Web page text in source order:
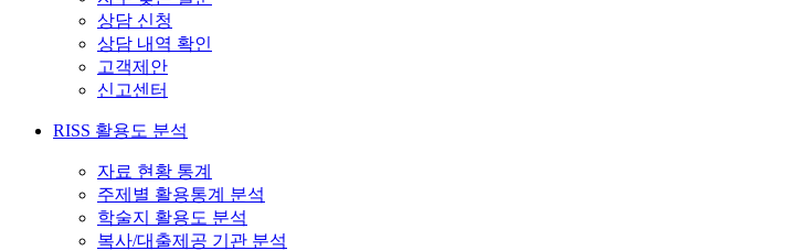
상담 신청
상담 내역 확인
고객제안
신고센터
RISS 활용도 분석
자료 현황 통계
주제별 활용통계 분석
학술지 활용도 분석
복사/대출제공 기관 분석